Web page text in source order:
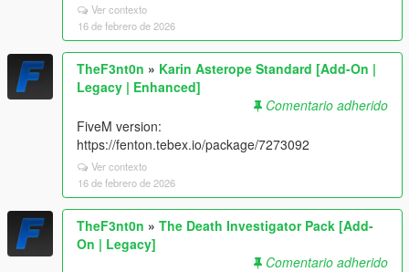
Ver contexto
16 de febrero de 2026
TheF3nt0n » Karin Asterope Standard [Add-On |
Legacy | Enhanced]
Comentario adherido
FiveM version:
https://fenton.tebex.io/package/7273092
Ver contexto
16 de febrero de 2026
TheF3nt0n » The Death Investigator Pack [Add-
On | Legacy]
Comentario adherido